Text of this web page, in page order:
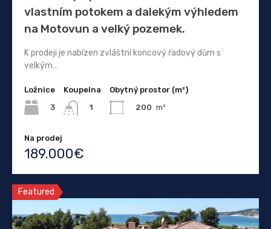
vlastním potokem a dalekým výhledem
na Motovun a velký pozemek.
K prodeji je nabízen zvláštní koncový řadový dům s
velkým…
Ložnice
3
Koupelna
1
Obytný prostor (m²)
200 m²
Na prodej
189.000€
Featured